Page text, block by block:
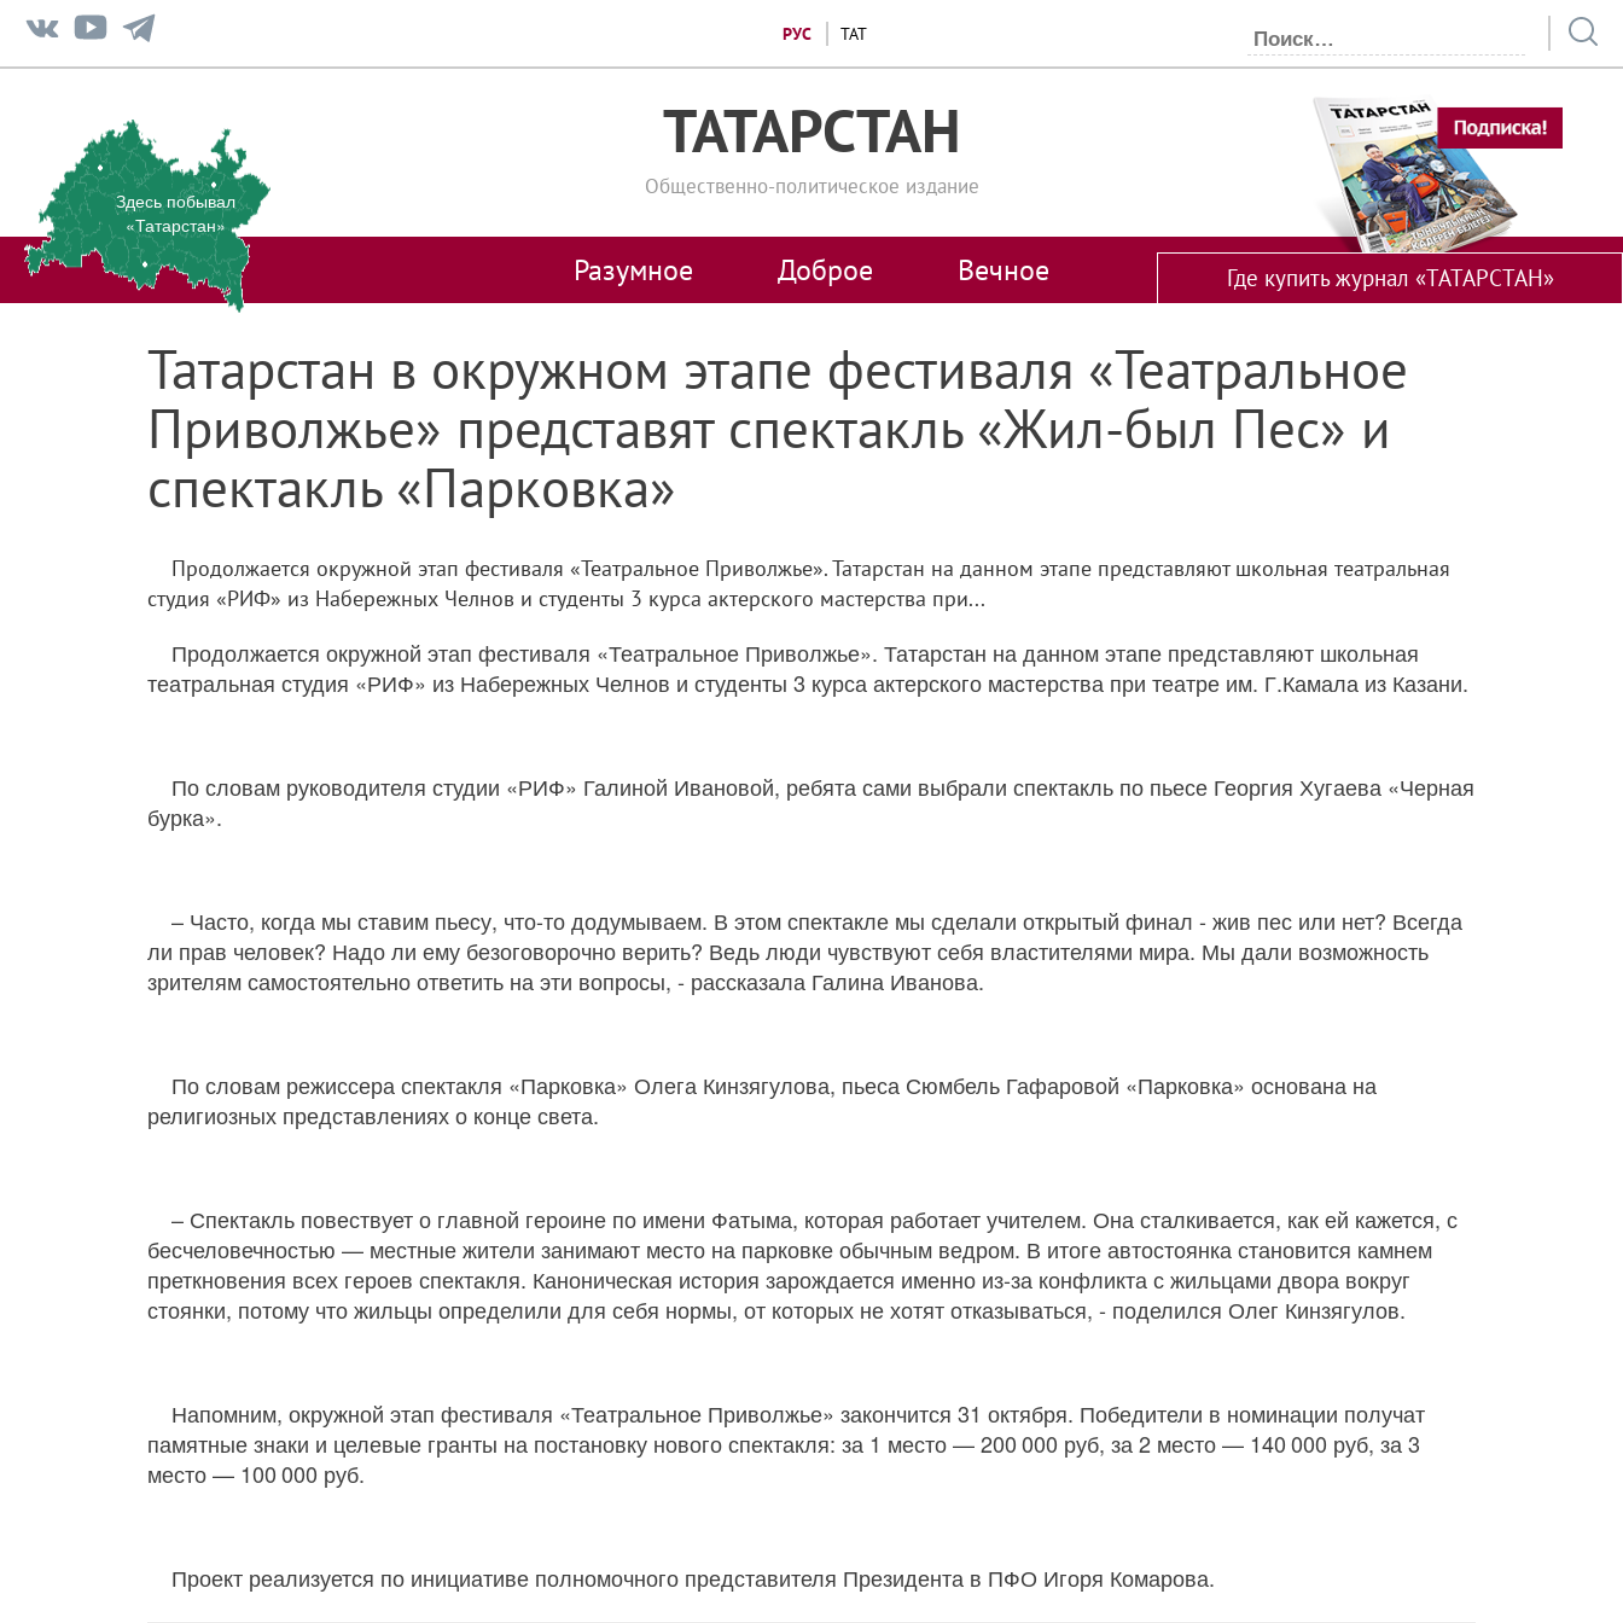
РУС ТАТ
ТАТАРСТАН
Общественно-политическое издание
Здесь побывал
«Татарстан»
Разумное Доброе Вечное Где купить журнал «ТАТАРСТАН»
Татарстан в окружном этапе фестиваля «Театральное
Приволжье» представят спектакль «Жил-был Пес» и
спектакль «Парковка»
Продолжается окружной этап фестиваля «Театральное Приволжье». Татарстан на данном этапе представляют школьная театральная
студия «РИФ» из Набережных Челнов и студенты 3 курса актерского мастерства при...
Продолжается окружной этап фестиваля «Театральное Приволжье». Татарстан на данном этапе представляют школьная
театральная студия «РИФ» из Набережных Челнов и студенты 3 курса актерского мастерства при театре им. Г.Камала из Казани.
По словам руководителя студии «РИФ» Галиной Ивановой, ребята сами выбрали спектакль по пьесе Георгия Хугаева «Черная
бурка».
– Часто, когда мы ставим пьесу, что-то додумываем. В этом спектакле мы сделали открытый финал - жив пес или нет? Всегда
ли прав человек? Надо ли ему безоговорочно верить? Ведь люди чувствуют себя властителями мира. Мы дали возможность
зрителям самостоятельно ответить на эти вопросы, - рассказала Галина Иванова.
По словам режиссера спектакля «Парковка» Олега Кинзягулова, пьеса Сюмбель Гафаровой «Парковка» основана на
религиозных представлениях о конце света.
– Спектакль повествует о главной героине по имени Фатыма, которая работает учителем. Она сталкивается, как ей кажется, с
бесчеловечностью — местные жители занимают место на парковке обычным ведром. В итоге автостоянка становится камнем
преткновения всех героев спектакля. Каноническая история зарождается именно из-за конфликта с жильцами двора вокруг
стоянки, потому что жильцы определили для себя нормы, от которых не хотят отказываться, - поделился Олег Кинзягулов.
Напомним, окружной этап фестиваля «Театральное Приволжье» закончится 31 октября. Победители в номинации получат
памятные знаки и целевые гранты на постановку нового спектакля: за 1 место — 200 000 руб, за 2 место — 140 000 руб, за 3
место — 100 000 руб.
Проект реализуется по инициативе полномочного представителя Президента в ПФО Игоря Комарова.